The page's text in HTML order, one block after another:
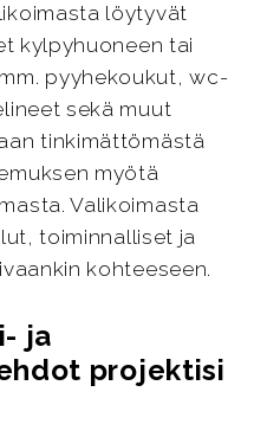
löytyvät
kylpyhuoneen tai
pyyhekoukut, wc-
sekä muut
tinkimättömästä
myötä
Valikoimasta
toiminnalliset ja
kohteeseen.
ja
projektisi